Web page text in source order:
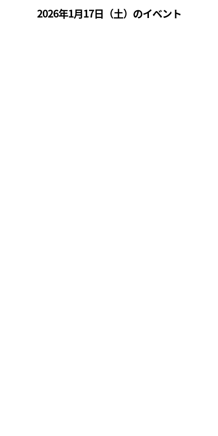
2026年1月17日（土）のイベント